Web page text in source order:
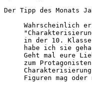
Der Tipp des Monats
Wahrscheinlich
in der 10.
habe ich sie
Geht mal eure
zum
Figuren mag oder